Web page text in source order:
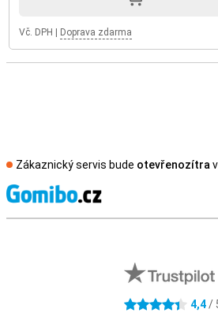
Vč. DPH Doprava zdarma
Zákaznický servis bude otevřenozítra
4.4 hvězdičky4,4/